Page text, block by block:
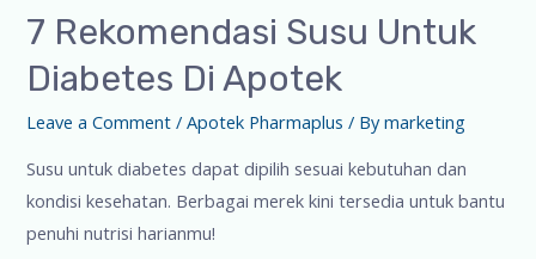
7 Rekomendasi Susu Untuk
Diabetes Di Apotek
Leave a Comment /Apotek Pharmaplus / Bymarketing
Susu untuk diabetes dapat dipilih sesuai kebutuhan dan
kondisi kesehatan. Berbagai merek kini tersedia untuk bantu
penuhi nutrisi harianmu!